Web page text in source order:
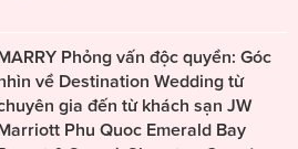
Phỏng vấn độc quyền: Góc
về Destination Wedding từ
gia đến từ khách sạn JW
Phu Quoc Emerald Bay